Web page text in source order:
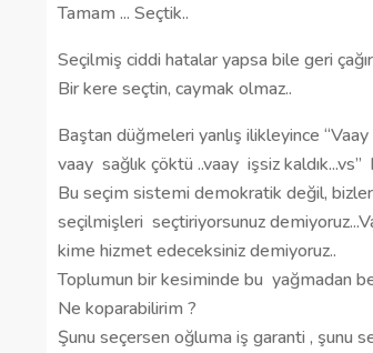
Tamam ... Seçtik..
Seçilmiş ciddi hatalar yapsa bile geri
Bir kere seçtin, caymak olmaz..
Baştan düğmeleri yanlış ilikleyince “Vaay
vaay sağlık çöktü ..vaay işsiz kaldık...vs”
Bu seçim sistemi demokratik değil,
seçilmişleri seçtiriyorsunuz
kime hizmet edeceksiniz demiyoruz..
Toplumun bir kesiminde bu yağmadan
Ne koparabilirim ?
Şunu seçersen oğluma iş garanti , şunu